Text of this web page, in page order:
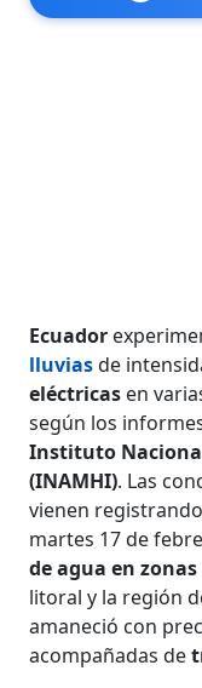
Ecuador
lluviasde
eléctricas en
según los
Instituto
(INAMHI). Las
vienen
martes 17 de
de agua en
litoral y la región
amaneció con
acompañadas de